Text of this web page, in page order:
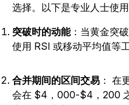
选择。以下是专业人士使
突破时的动能：当黄金突
使用 RSI 或移动平均值等
合并期间的区间交易 ： 在
会在 $4，000-$4，200